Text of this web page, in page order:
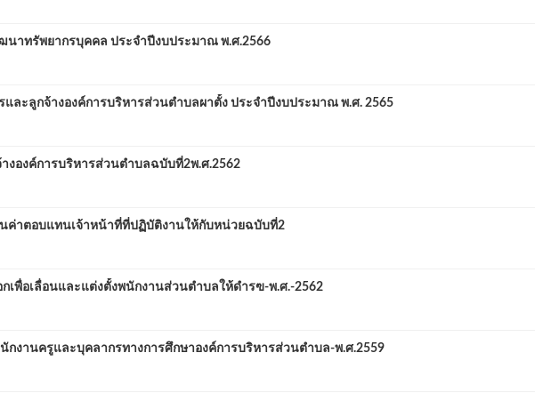
าทรัพยากรบุคคล ประจำปีงบประมาณ พ.ศ.2566
ละลูกจ้างองค์การบริหารส่วนตำบลผาตั้ง ประจำปีงบประมาณ พ.ศ. 2565
องค์การบริหารส่วนตำบลฉบับที่2พ.ศ.2562
ค่าตอบแทนเจ้าหน้าที่ที่ปฏิบัติงานให้กับหน่วยฉบับที่2
เพื่อเลื่อนและแต่งตั้งพนักงานส่วนตำบลให้ดำรฃ-พ.ศ.-2562
งานครูและบุคลากรทางการศึกษาองค์การบริหารส่วนตำบล-พ.ศ.2559